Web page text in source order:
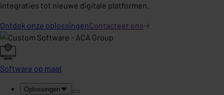
integraties tot nieuwe digitale platformen.
Ontdek onze oplossingenContacteer ons
Software op maat
Oplossingen